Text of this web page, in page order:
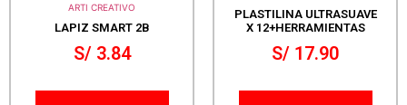
ARTI CREATIVO
LAPIZ SMART 2B
S/3.84
PLASTILINA ULTRASUAVE
X 12+HERRAMIENTAS
S/ 17.90